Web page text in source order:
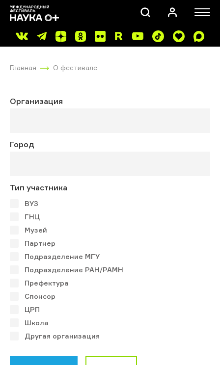
Главная О фестивале
Организация
Город
Тип участника
ВУЗ
ГНЦ
Музей
Партнер
Подразделение МГУ
Подразделение РАН/РАМН
Префектура
Спонсор
ЦРП
Школа
Другая организация